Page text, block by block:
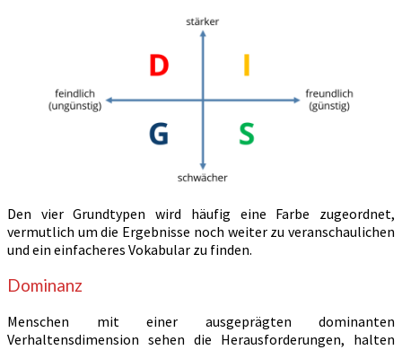
Den vier Grundtypen wird häufig eine Farbe zugeordnet,
vermutlich um die Ergebnisse noch weiter zu veranschaulichen
und ein einfacheres Vokabular zu finden.
Dominanz
Menschen mit einer ausgeprägten dominanten
Verhaltensdimension sehen die Herausforderungen, halten